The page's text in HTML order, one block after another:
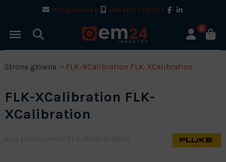
info@oem24.pl +48 683 778 005
0
Strona główna FLK-XCalibration FLK-XCalibration
FLK-XCalibration FLK-
XCalibration